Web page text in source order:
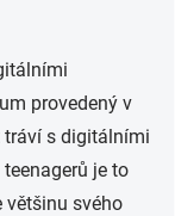
provedený v
tráví s digitálními
je to
většinu svého